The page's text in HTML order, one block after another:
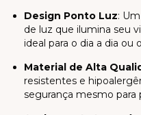
Design Ponto Luz:
de luz que ilumina seu
ideal para o dia a dia ou
Material de Alta
resistentes e
segurança mesmo para